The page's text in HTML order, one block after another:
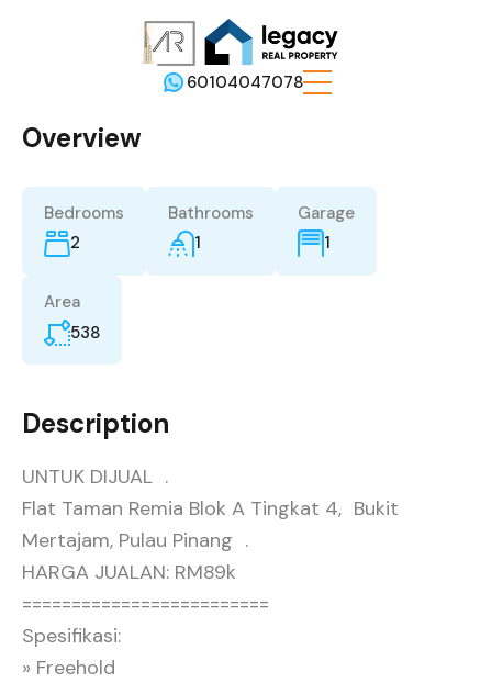
60104047078
Overview
Bedrooms
2
Bathrooms
1
Garage
1
Area
538
Description
UNTUK DIJUAL .
Flat Taman Remia Blok A Tingkat 4, Bukit
Mertajam, Pulau Pinang .
HARGA JUALAN: RM89k
=========================
Spesifikasi:
» Freehold